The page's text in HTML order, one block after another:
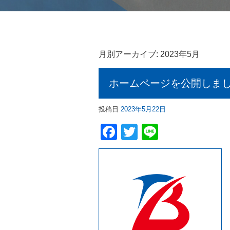
月別アーカイブ: 2023年5月
ホームページを公開しま
投稿日 2023年5月22日
Facebook
Twitter